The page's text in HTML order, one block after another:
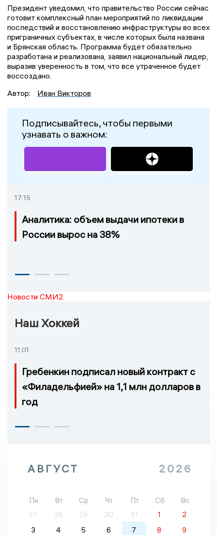
Президент уведомил, что правительство России сейчас
готовит комплексный план мероприятий по ликвидации
последствий и восстановлению инфраструктуры во всех
приграничных субъектах, в числе которых была названа
и Брянская область. Программа будет обязательно
разработана и реализована, заявил национальный лидер,
выразив уверенность в том, что все утраченное будет
воссоздано.
Автор:
Иван Викторов
Подписывайтесь, чтобы первыми
узнавать о важном:
17:15
Аналитика: объем выдачи ипотеки в
России вырос на 38%
Новости СМИ2
Наш Хоккей
11:01
Гребенкин подписал новый контракт с
«Филадельфией» на 1,1 млн долларов в
год
АВГУСТ 2026
Пн Вт Ср Чт Пт Сб
Вс
27
28 29 30 31 1
2
3
4 5 6 7 8
9